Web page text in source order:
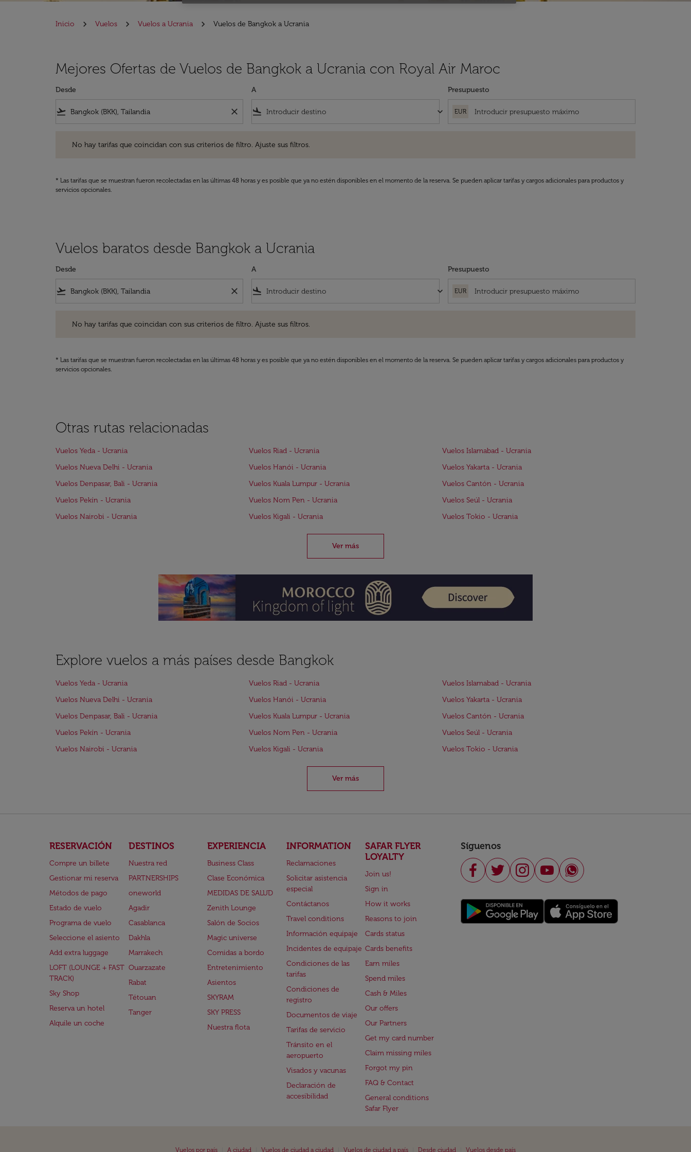
Inicio Vuelos Vuelos a Ucrania Vuelos de Bangkok a Ucrania
Mejores Ofertas de Vuelos de Bangkok a Ucrania con Royal Air Maroc
Desde
flight_takeoff close
A
flight_land keyboard_arrow_down
Presupuesto
EUR
No hay tarifas que coincidan con sus criterios de filtro. Ajuste sus filtros.
* Las tarifas que se muestran fueron recolectadas en las últimas 48 horas y es posible que ya no estén disponibles en el momento de la reserva. Se pueden aplicar tarifas y cargos adicionales para productos y
servicios opcionales.
Vuelos baratos desde Bangkok a Ucrania
Desde
flight_takeoff close
A
flight_land keyboard_arrow_down
Presupuesto
EUR
No hay tarifas que coincidan con sus criterios de filtro. Ajuste sus filtros.
* Las tarifas que se muestran fueron recolectadas en las últimas 48 horas y es posible que ya no estén disponibles en el momento de la reserva. Se pueden aplicar tarifas y cargos adicionales para productos y
servicios opcionales.
Otras rutas relacionadas
Vuelos Yeda - Ucrania Vuelos Riad - Ucrania
Vuelos Islamabad - Ucrania
Vuelos Nueva Delhi - Ucrania
Vuelos Hanói - Ucrania
Vuelos Yakarta - Ucrania
Vuelos Denpasar, Bali - Ucrania
Vuelos Kuala Lumpur - Ucrania
Vuelos Cantón - Ucrania
Vuelos Pekín - Ucrania
Vuelos Nom Pen - Ucrania
Vuelos Seúl - Ucrania
Vuelos Nairobi - Ucrania
Vuelos Kigali - Ucrania Vuelos Tokio - Ucrania
Ver más
Explore vuelos a más países desde Bangkok
Vuelos Yeda - Ucrania Vuelos Riad - Ucrania
Vuelos Islamabad - Ucrania
Vuelos Nueva Delhi - Ucrania
Vuelos Hanói - Ucrania
Vuelos Yakarta - Ucrania
Vuelos Denpasar, Bali - Ucrania
Vuelos Kuala Lumpur - Ucrania
Vuelos Cantón - Ucrania
Vuelos Pekín - Ucrania
Vuelos Nom Pen - Ucrania
Vuelos Seúl - Ucrania
Vuelos Nairobi - Ucrania
Vuelos Kigali - Ucrania Vuelos Tokio - Ucrania
Ver más
RESERVACIÓN
Compre un billete
Gestionar mi reserva
Métodos de pago
Estado de vuelo
Programa de vuelo
Seleccione el asiento
Add extra luggage
LOFT (LOUNGE + FAST
TRACK)
Sky Shop
Reserva un hotel
Alquile un coche
DESTINOS
Nuestra red
PARTNERSHIPS
oneworld
Agadir
Casablanca
Dakhla
Marrakech
Ouarzazate
Rabat
Tétouan
Tanger
EXPERIENCIA
Business Class
Clase Económica
MEDIDAS DE SALUD
Zenith Lounge
Salón de Socios
Magic universe
Comidas a bordo
Entretenimiento
Asientos
SKYRAM
SKY PRESS
Nuestra flota
INFORMATION
Reclamaciones
Solicitar asistencia
especial
Contáctanos
Travel conditions
Información equipaje
Incidentes de equipaje
Condiciones de las
tarifas
Condiciones de
registro
Documentos de viaje
Tarifas de servicio
Tránsito en el
aeropuerto
Visados y vacunas
Declaración de
accesibilidad
SAFAR FLYER
LOYALTY
Join us!
Sign in
How it works
Reasons to join
Cards status
Cards benefits
Earn miles
Spend miles
Cash & Miles
Our offers
Our Partners
Get my card number
Claim missing miles
Forgot my pin
FAQ & Contact
General conditions
Safar Flyer
Síguenos
Vuelos por país A ciudad Vuelos de ciudad a ciudad Vuelos de ciudad a país Desde ciudad Vuelos desde país